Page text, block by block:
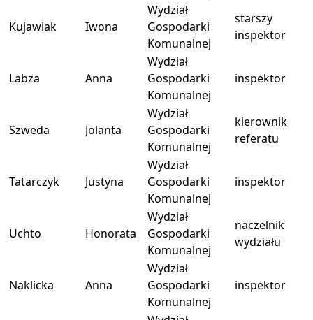
Kujawiak Iwona
Wydział
Gospodarki
Komunalnej
starszy
inspektor
Labza Anna
Wydział
Gospodarki
Komunalnej
inspektor
Szweda Jolanta
Wydział
Gospodarki
Komunalnej
kierownik
referatu
Tatarczyk Justyna
Wydział
Gospodarki
Komunalnej
inspektor
Uchto Honorata
Wydział
Gospodarki
Komunalnej
naczelnik
wydziału
Naklicka Anna
Wydział
Gospodarki
Komunalnej
inspektor